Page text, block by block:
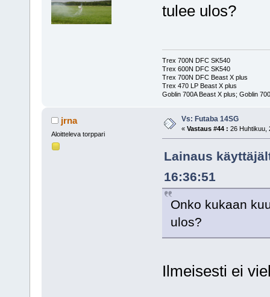
tulee ulos?
Trex 700N DFC SK540
Trex 600N DFC SK540
Trex 700N DFC Beast X plus
Trex 470 LP Beast X plus
Goblin 700A Beast X plus; Goblin
jrna
Aloitteleva torppari
Vs: Futaba 14SG
« Vastaus #44 : 26 Huhtikuu,
Lainaus
16:36:51
Onko kukaan
ulos?
Ilmeisesti ei